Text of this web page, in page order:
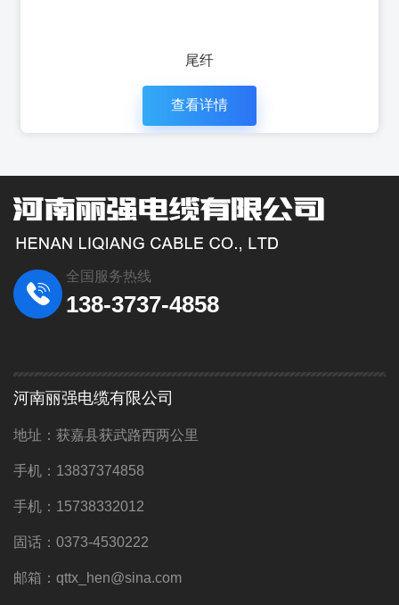
尾纤
查看详情
全国服务热线
138-3737-4858
河南丽强电缆有限公司
地址：获嘉县获武路西两公里
手机：13837374858
手机：15738332012
固话：0373-4530222
邮箱：qttx_hen@sina.com